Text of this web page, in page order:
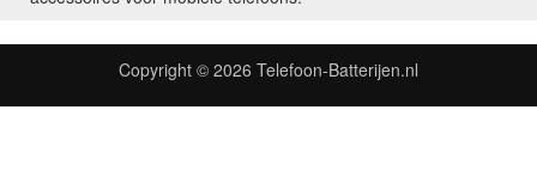
Copyright © 2026 Telefoon-Batterijen.nl